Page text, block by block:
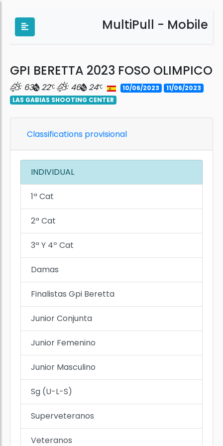
MultiPull - Mobile
GPI BERETTA 2023 FOSO OLIMPICO
63 22 46 24 10/06/2023
11/06/2023
LAS GABIAS SHOOTING CENTER
Classifications provisional
INDIVIDUAL
1ª Cat
2ª Cat
3ª Y 4º Cat
Damas
Finalistas Gpi Beretta
Junior Conjunta
Junior Femenino
Junior Masculino
Sg (U-L-S)
Superveteranos
Veteranos